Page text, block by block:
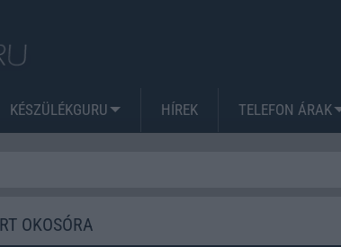
KÉSZÜLÉKGURU HÍREK TELEFON ÁRAK
OKOSÓRA